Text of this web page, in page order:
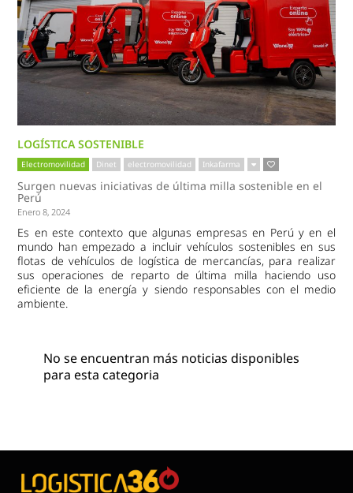
LOGÍSTICA SOSTENIBLE
Electromovilidad Dinet electromovilidad Inkafarma
Surgen nuevas iniciativas de última milla sostenible en el
Perú
Enero 8, 2024
Es en este contexto que algunas empresas en Perú y en el
mundo han empezado a incluir vehículos sostenibles en sus
flotas de vehículos de logística de mercancías, para realizar
sus operaciones de reparto de última milla haciendo uso
eficiente de la energía y siendo responsables con el medio
ambiente.
No se encuentran más noticias disponibles
para esta categoria